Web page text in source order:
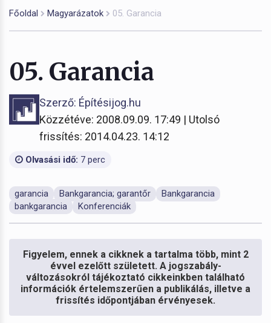
Főoldal Magyarázatok 05. Garancia
05. Garancia
Szerző: Építésijog.hu
Közzétéve: 2008.09.09. 17:49 | Utolsó
frissítés: 2014.04.23. 14:12
Olvasási idő: 7 perc
garancia Bankgarancia; garantőr
Bankgarancia
bankgarancia
Konferenciák
Figyelem, ennek a cikknek a tartalma több, mint 2
évvel ezelőtt született. A jogszabály-
változásokról tájékoztató cikkeinkben található
információk értelemszerűen a publikálás, illetve a
frissítés időpontjában érvényesek.